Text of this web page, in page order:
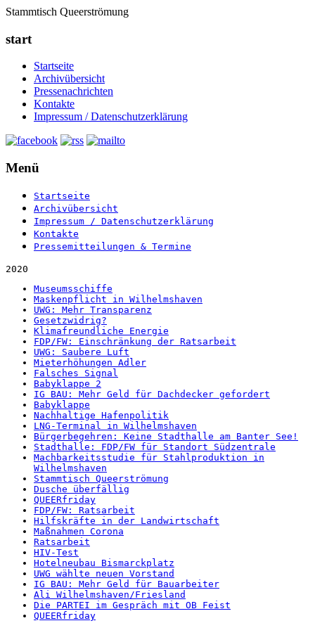
Stammtisch Queerströmung
start
Startseite
Archivübersicht
Pressenachrichten
Kontakte
Impressum / Datenschutzerklärung
Menü
Startseite
Archivübersicht
Impressum / Datenschutzerklärung
Kontakte
Pressemitteilungen & Termine
2020
Museumsschiffe
Maskenpflicht in Wilhelmshaven
UWG: Mehr Transparenz
Gesetzwidrig?
Klimafreundliche Energie
FDP/FW: Einschränkung der Ratsarbeit
UWG: Saubere Luft
Mieterhöhungen Adler
Falsches Signal
Babyklappe 2
IG BAU: Mehr Geld für Dachdecker gefordert
Babyklappe
Nachhaltige Hafenpolitik
LNG-Terminal in Wilhelmshaven
Bürgerbegehren: Keine Stadthalle am Banter See!
Stadthalle: FDP/FW für Standort Südzentrale
Machbarkeitsstudie für Stahlproduktion in
Wilhelmshaven
Stammtisch Queerströmung
Dusche überfällig
QUEERfriday
FDP/FW: Ratsarbeit
Hilfskräfte in der Landwirtschaft
Maßnahmen Corona
Ratsarbeit
HIV-Test
Hotelneubau Bismarckplatz
UWG wählte neuen Vorstand
IG BAU: Mehr Geld für Bauarbeiter
Ali Wilhelmshaven/Friesland
Die PARTEI im Gespräch mit OB Feist
QUEERfriday